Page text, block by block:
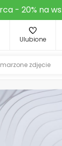
- 20% na
Ulubione